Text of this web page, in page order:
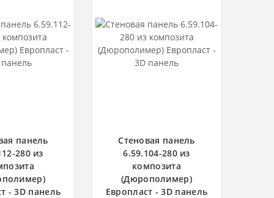
панель
280 из
- 3D панель
Стеновая панель
6.59.104-280 из
композита
(Дюрополимер)
Европласт - 3D панель